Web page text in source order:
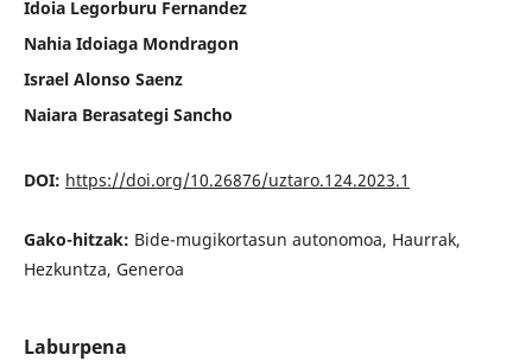
Idoia Legorburu Fernandez
Nahia Idoiaga Mondragon
Israel Alonso Saenz
Naiara Berasategi Sancho
DOI: https://doi.org/10.26876/uztaro.124.2023.1
Gako-hitzak: Bide-mugikortasun autonomoa, Haurrak,
Hezkuntza, Generoa
Laburpena